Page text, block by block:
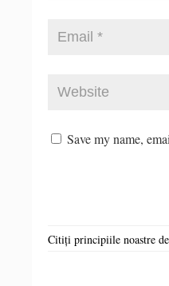
Save my name,
Citiți principiile noastre